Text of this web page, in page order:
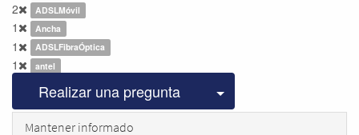
2 ADSLMóvil
1 Ancha
1 ADSLFibraÓptica
1 antel
Realizar una pregunta Seleccionar
Mantener informado